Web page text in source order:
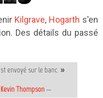
Kilgrave, Hogarth s'en
Des détails du passé
envoyé sur le banc. »
Kevin Thompson —